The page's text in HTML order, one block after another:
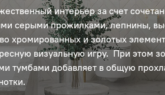
интерьер за счет
серыми прожилками, лепнины,
хромированных и золотых
визуальную игру. При этом
тумбами добавляет в общую